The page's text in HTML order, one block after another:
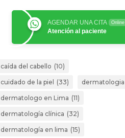
AGENDAR UNA CITA Online
Atención al paciente
caída del cabello (10)
cuidado de la piel (33) dermatologia
dermatologo en Lima (11)
dermatología clínica (32)
dermatología en lima (15)